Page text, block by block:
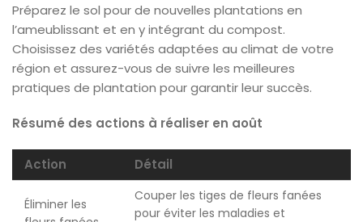
Préparez le sol pour de nouvelles plantations en
l’ameublissant et en y intégrant du compost.
Choisissez des variétés adaptées au climat de votre
région et assurez-vous de suivre les meilleures
pratiques de plantation pour garantir leur succès.
Résumé des actions à réaliser en août
Action Détail
Éliminer les
Couper les tiges de fleurs fanées
pour éviter les maladies et